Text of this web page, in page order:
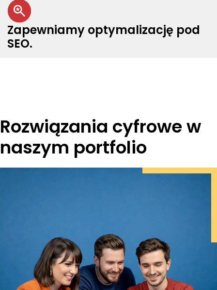
Zapewniamy optymalizację pod
SEO.
Rozwiązania cyfrowe w
naszym portfolio